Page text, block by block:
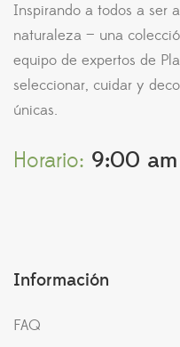
Inspirando a todos a ser
naturaleza — una
equipo de expertos de
seleccionar, cuidar y
únicas.
Horario: 9:00
Información
FAQ